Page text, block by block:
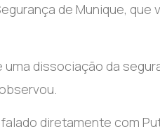
de Munique,
dissociação da
diretamente com